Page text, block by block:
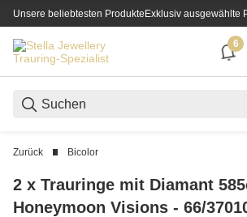
Unsere beliebtesten ProdukteExklusiv ausgewählte
6
6
Zurück Bicolor
2 x Trauringe mit Diamant
Honeymoon Visions - 66/